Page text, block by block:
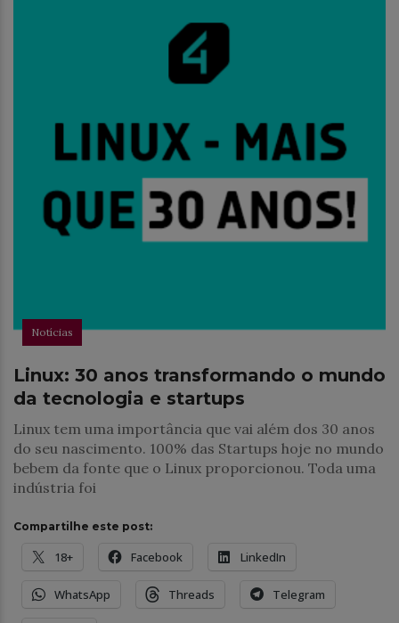
Notícias
Linux: 30 anos transformando o mundo
da tecnologia e startups
Linux tem uma importância que vai além dos 30 anos
do seu nascimento. 100% das Startups hoje no mundo
bebem da fonte que o Linux proporcionou. Toda uma
indústria foi
Compartilhe este post:
18+ Facebook LinkedIn
WhatsApp Threads Telegram